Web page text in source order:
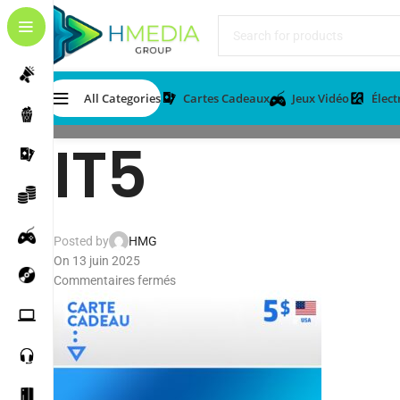
All Categories Cartes Cadeaux Jeux Vidéo
IT5
Posted by
HMG
On 13 juin 2025
Commentaires fermés